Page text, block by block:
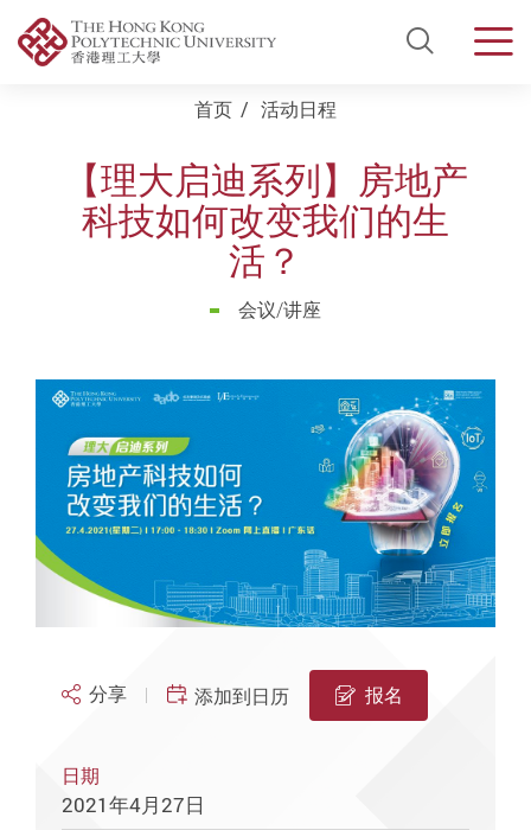
Open
首页 活动日程
【理大启迪系列】房地产
科技如何改变我们的生
活？
会议/讲座
分享 添加到日历 报名
日期
2021年4月27日